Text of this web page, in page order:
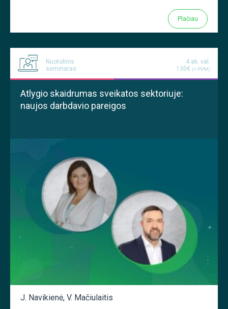
Plačiau
Nuotolinis
seminaras
4 ak. val.
130€ (+ PVM)
Atlygio skaidrumas sveikatos sektoriuje:
naujos darbdavio pareigos
J. Navikienė, V. Mačiulaitis